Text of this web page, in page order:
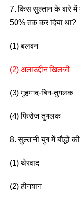
7. किस सुल्तान के बारे में
50% तक कर दिया था?
(1)
(2) अलाउद्दीन खिलजी
(3) मुहम्मद-बिन-
(4) फिरोज तुगलक
8. सुल्तानी युग में बौद्धों
(1) थेरवाद
(2) हीनयान